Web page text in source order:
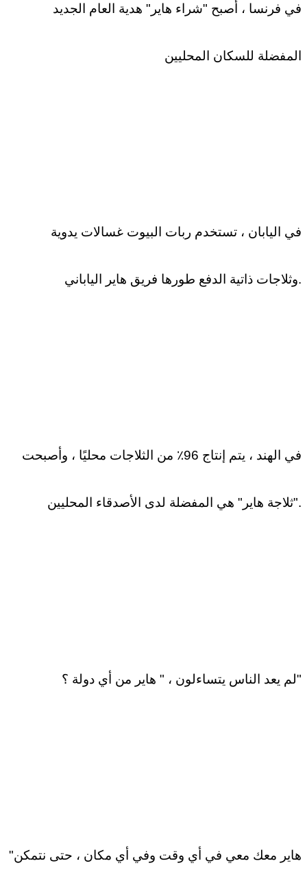
في فرنسا ، أصبح "شراء هاير" هدية العام الجديد
المفضلة للسكان المحليين
في اليابان ، تستخدم ربات البيوت غسالات يدوية
وثلاجات ذاتية الدفع طورها فريق هاير الياباني.
في الهند ، يتم إنتاج 96٪ من الثلاجات محليًا ، وأصبحت
"ثلاجة هاير" هي المفضلة لدى الأصدقاء المحليين.
لم يعد الناس يتساءلون ، " هاير من أي دولة ؟"
"هاير معك معي في أي وقت وفي أي مكان ، حتى نتمكن